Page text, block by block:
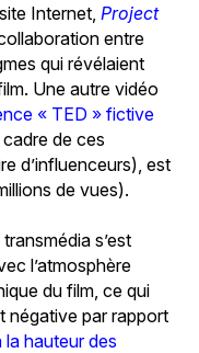
Internet, Project
entre
qui révélaient
Une autre vidéo
« TED » fictive
de ces
d’influenceurs), est
de vues).
s’est
l’atmosphère
du film, ce qui
négative par rapport
la hauteur des